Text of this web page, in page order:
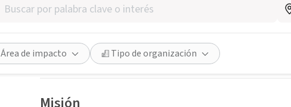
por
Área de impacto Tipo de organización
Dallas, TX|www.nywusa.com
Ver oportunidades Guardar